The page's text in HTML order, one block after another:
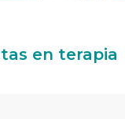
en terapia